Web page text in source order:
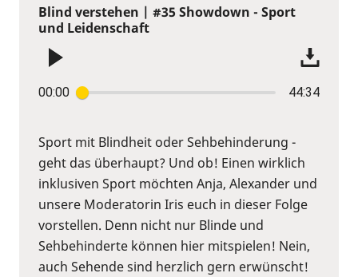
Blind verstehen | #35 Showdown - Sport
und Leidenschaft
00:00 44:34
Sport mit Blindheit oder Sehbehinderung -
geht das überhaupt? Und ob! Einen wirklich
inklusiven Sport möchten Anja, Alexander und
unsere Moderatorin Iris euch in dieser Folge
vorstellen. Denn nicht nur Blinde und
Sehbehinderte können hier mitspielen! Nein,
auch Sehende sind herzlich gern erwünscht!